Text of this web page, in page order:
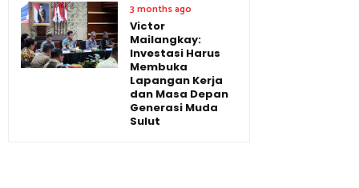
3 months ago
Victor
Mailangkay:
Investasi Harus
Membuka
Lapangan Kerja
dan Masa Depan
Generasi Muda
Sulut